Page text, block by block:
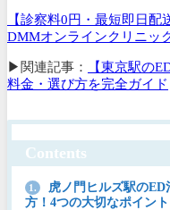
【診察料0円・最短即日配
DMMオンラインクリニッ
▶関連記事：
【東京駅の
料金・選び方を完全ガイド
Contents
1.
虎ノ門ヒルズ駅の
方！4つの大切なポイント